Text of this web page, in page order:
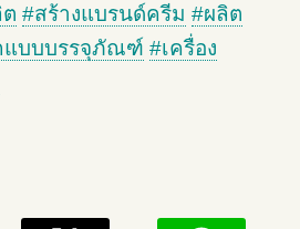
#สร้างแบรนด์ครีม #ผลิต
แบบบรรจุภัณฑ์ #เครื่อง